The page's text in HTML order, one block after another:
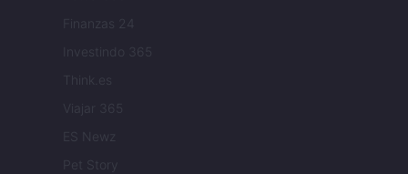
Finanzas 24
Investindo 365
Think.es
Viajar 365
ES Newz
Pet Story